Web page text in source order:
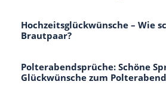
Hochzeitsglückwünsche – Wie
Brautpaar?
Polterabendsprüche: Schöne
Glückwünsche zum Polterabend